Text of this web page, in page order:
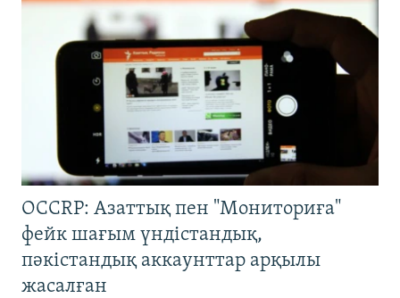
OCCRP: Азаттық пен "Мониториға"
фейк шағым үндістандық,
пәкістандық аккаунттар арқылы
жасалған